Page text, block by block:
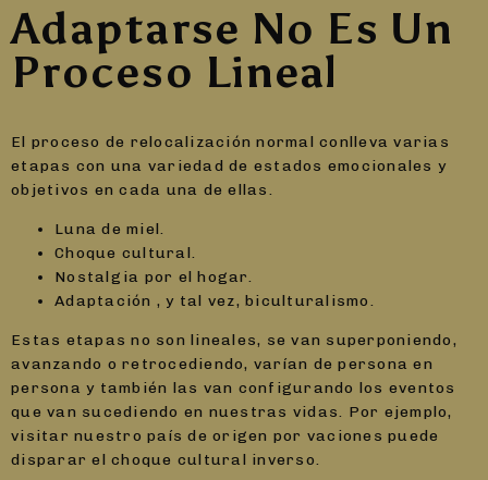
Adaptarse No Es Un
Proceso Lineal
El proceso de relocalización normal conlleva varias
etapas con una variedad de estados emocionales y
objetivos en cada una de ellas.
Luna de miel.
Choque cultural.
Nostalgia por el hogar.
Adaptación , y tal vez, biculturalismo.
Estas etapas no son lineales, se van superponiendo,
avanzando o retrocediendo, varían de persona en
persona y también las van configurando los eventos
que van sucediendo en nuestras vidas. Por ejemplo,
visitar nuestro país de origen por vaciones puede
disparar el choque cultural inverso.